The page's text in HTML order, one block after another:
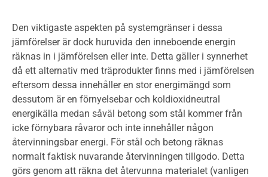
Den viktigaste aspekten på systemgränser i dessa
jämförelser är dock huruvida den inneboende energin
räknas in i jämförelsen eller inte. Detta gäller i synnerhet
då ett alternativ med träprodukter finns med i jämförelsen
eftersom dessa innehåller en stor energimängd som
dessutom är en förnyelsebar och koldioxidneutral
energikälla medan såväl betong som stål kommer från
icke förnybara råvaror och inte innehåller någon
återvinningsbar energi. För stål och betong räknas
normalt faktisk nuvarande återvinningen tillgodo. Detta
görs genom att räkna det återvunna materialet (vanligen